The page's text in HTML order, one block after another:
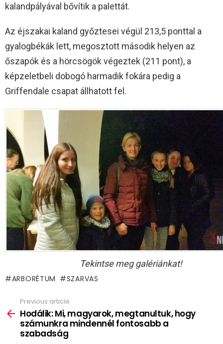
kalandpályával bővítik a palettát.
Az éjszakai kaland győztesei végül 213,5 ponttal a
gyalogbékák lett, megosztott második helyen az
őszapók és a hörcsögök végeztek (211 pont), a
képzeletbeli dobogó harmadik fokára pedig a
Griffendale csapat állhatott fel.
Tekintse meg galériánkat!
ARBORÉTUM SZARVAS
more
Previous article
Hodálik: Mi, magyarok, megtanultuk, hogy
számunkra mindennél fontosabb a
szabadság